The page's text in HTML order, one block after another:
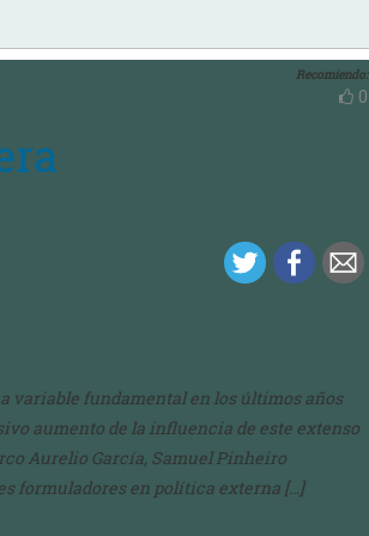
Recomiendo:
0
variable fundamental en los últimos años
aumento de la influencia de este extenso
Aurelio García, Samuel Pinheiro
formuladores en política externa […]